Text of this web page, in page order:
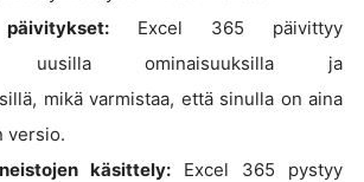
päivitykset: Excel 365 päivittyy
uusilla ominaisuuksilla ja
mikä varmistaa, että sinulla on aina
versio.
käsittely: Excel 365 pystyy